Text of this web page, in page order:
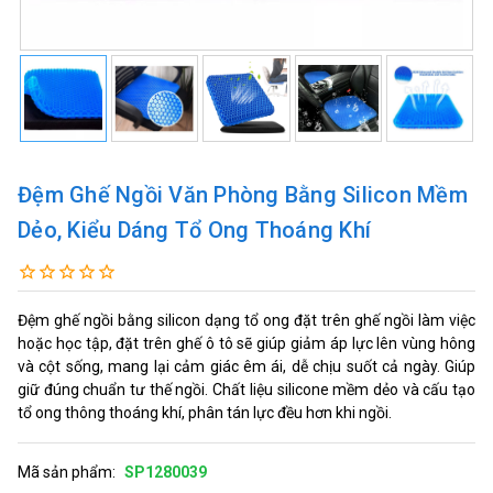
Đệm Ghế Ngồi Văn Phòng Bằng Silicon Mềm
Dẻo, Kiểu Dáng Tổ Ong Thoáng Khí
Đệm ghế ngồi bằng silicon dạng tổ ong đặt trên ghế ngồi làm việc
hoặc học tập, đặt trên ghế ô tô sẽ giúp giảm áp lực lên vùng hông
và cột sống, mang lại cảm giác êm ái, dễ chịu suốt cả ngày. Giúp
giữ đúng chuẩn tư thế ngồi. Chất liệu silicone mềm dẻo và cấu tạo
tổ ong thông thoáng khí, phân tán lực đều hơn khi ngồi.
Mã sản phẩm: SP1280039